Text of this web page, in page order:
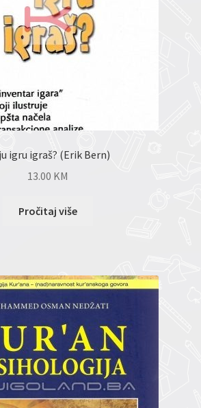
igru igraš? (Erik Bern)
13.00 KM
Pročitaj više